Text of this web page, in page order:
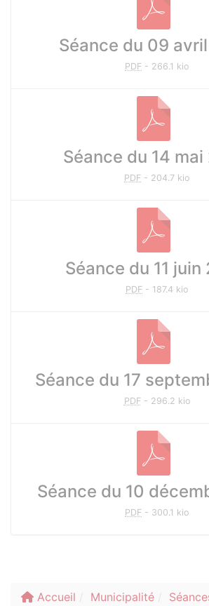
Séance du 09
PDF - 266.1 kio
Séance du 14
PDF - 204.7 kio
Séance du 11
PDF - 187.4 kio
Séance du 17
PDF- 296.2 kio
Séance du 10
PDF - 300.1 kio
Accueil Municipalité